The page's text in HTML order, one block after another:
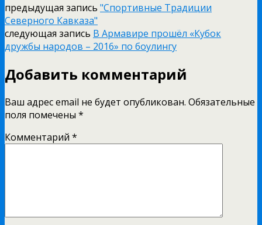
предыдущая запись "Спортивные Традиции
Северного Кавказа"
следующая запись В Армавире прошёл «Кубок
дружбы народов – 2016» по боулингу
Добавить комментарий
Ваш адрес email не будет опубликован. Обязательные
поля помечены *
Комментарий *